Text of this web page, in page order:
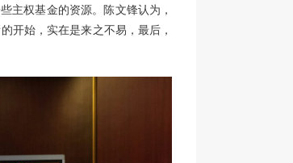
主权基金的资源。陈文锋认为，
开始，实在是来之不易，最后，